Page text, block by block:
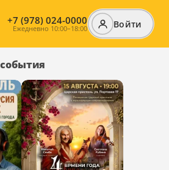
+7 (978) 024-0000
Ежедневно 10:00–18:00 Войти